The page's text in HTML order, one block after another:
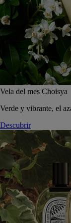
Vela del mes Choisya
Verde y vibrante, el
Descubrir